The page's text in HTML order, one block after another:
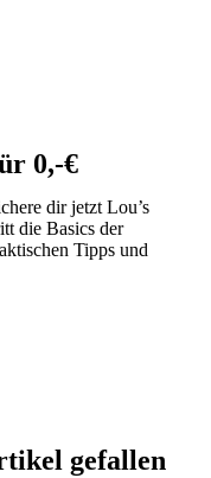
0,-€
dir jetzt Lou’s
die Basics der
Tipps und
gefallen